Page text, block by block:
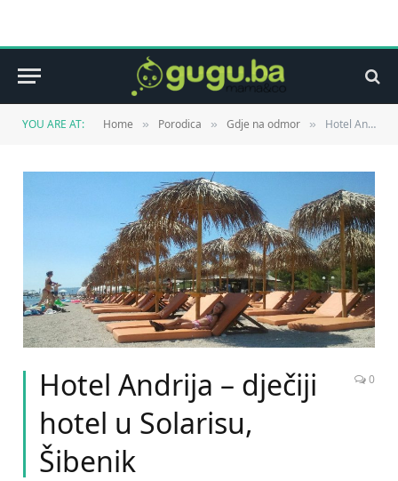
YOU ARE AT: Home » Porodica » Gdje na odmor » Hotel Andrija – dječiji hotel u Solarisu, Šibenik
Hotel Andrija – dječiji
hotel u Solarisu,
Šibenik
0